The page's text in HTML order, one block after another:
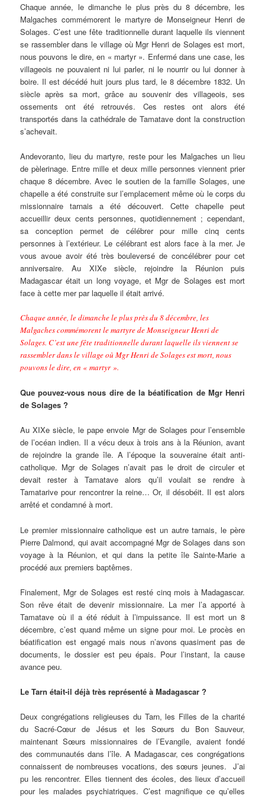
Chaque année, le dimanche le plus près du 8 décembre, les
Malgaches commémorent le martyre de Monseigneur Henri de
Solages. C’est une fête traditionnelle durant laquelle ils viennent
se rassembler dans le village où Mgr Henri de Solages est mort,
nous pouvons le dire, en « martyr ». Enfermé dans une case, les
villageois ne pouvaient ni lui parler, ni le nourrir ou lui donner à
boire. Il est décédé huit jours plus tard, le 8 décembre 1832. Un
siècle après sa mort, grâce au souvenir des villageois, ses
ossements ont été retrouvés. Ces restes ont alors été
transportés dans la cathédrale de Tamatave dont la construction
s’achevait.
Andevoranto, lieu du martyre, reste pour les Malgaches un lieu
de pèlerinage. Entre mille et deux mille personnes viennent prier
chaque 8 décembre. Avec le soutien de la famille Solages, une
chapelle a été construite sur l’emplacement même où le corps du
missionnaire tarnais a été découvert. Cette chapelle peut
accueillir deux cents personnes, quotidiennement ; cependant,
sa conception permet de célébrer pour mille cinq cents
personnes à l’extérieur. Le célébrant est alors face à la mer. Je
vous avoue avoir été très bouleversé de concélébrer pour cet
anniversaire. Au XIXe siècle, rejoindre la Réunion puis
Madagascar était un long voyage, et Mgr de Solages est mort
face à cette mer par laquelle il était arrivé.
Chaque année, le dimanche le plus près du 8 décembre, les
Malgaches commémorent le martyre de Monseigneur Henri de
Solages. C’est une fête traditionnelle durant laquelle ils viennent se
rassembler dans le village où Mgr Henri de Solages est mort, nous
pouvons le dire, en « martyr ».
Que pouvez-vous nous dire de la béatification de Mgr Henri
de Solages ?
Au XIXe siècle, le pape envoie Mgr de Solages pour l’ensemble
de l’océan indien. Il a vécu deux à trois ans à la Réunion, avant
de rejoindre la grande île. A l’époque la souveraine était anti-
catholique. Mgr de Solages n’avait pas le droit de circuler et
devait rester à Tamatave alors qu’il voulait se rendre à
Tamatarive pour rencontrer la reine… Or, il désobéit. Il est alors
arrêté et condamné à mort.
Le premier missionnaire catholique est un autre tarnais, le père
Pierre Dalmond, qui avait accompagné Mgr de Solages dans son
voyage à la Réunion, et qui dans la petite île Sainte-Marie a
procédé aux premiers baptêmes.
Finalement, Mgr de Solages est resté cinq mois à Madagascar.
Son rêve était de devenir missionnaire. La mer l’a apporté à
Tamatave où il a été réduit à l’impuissance. Il est mort un 8
décembre, c’est quand même un signe pour moi. Le procès en
béatification est engagé mais nous n’avons quasiment pas de
documents, le dossier est peu épais. Pour l’instant, la cause
avance peu.
Le Tarn était-il déjà très représenté à Madagascar ?
Deux congrégations religieuses du Tarn, les Filles de la charité
du Sacré-Cœur de Jésus et les Sœurs du Bon Sauveur,
maintenant Sœurs missionnaires de l’Evangile, avaient fondé
des communautés dans l’île. A Madagascar, ces congrégations
connaissent de nombreuses vocations, des sœurs jeunes. J’ai
pu les rencontrer. Elles tiennent des écoles, des lieux d’accueil
pour les malades psychiatriques. C’est magnifique ce qu’elles